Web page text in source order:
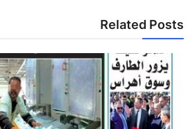
Related Posts